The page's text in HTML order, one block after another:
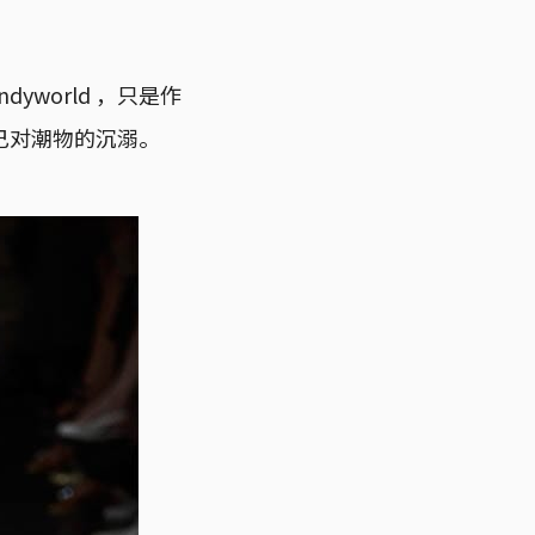
，只是作
潮物的沉溺。